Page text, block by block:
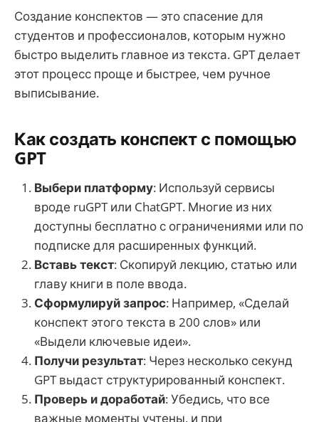
Создание конспектов — это спасение для
студентов и профессионалов, которым нужно
быстро выделить главное из текста. GPT делает
этот процесс проще и быстрее, чем ручное
выписывание.
Как создать конспект с помощью
GPT
Выбери платформу: Используй сервисы
вроде ruGPT или ChatGPT. Многие из них
доступны бесплатно с ограничениями или по
подписке для расширенных функций.
Вставь текст: Скопируй лекцию, статью или
главу книги в поле ввода.
Сформулируй запрос: Например, «Сделай
конспект этого текста в 200 слов» или
«Выдели ключевые идеи».
Получи результат: Через несколько секунд
GPT выдаст структурированный конспект.
Проверь и доработай: Убедись, что все
важные моменты учтены, и при